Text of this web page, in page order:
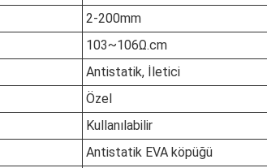
2-200mm
103~106Ω.cm
Antistatik, İletici
Özel
Kullanılabilir
Antistatik EVA köpüğü